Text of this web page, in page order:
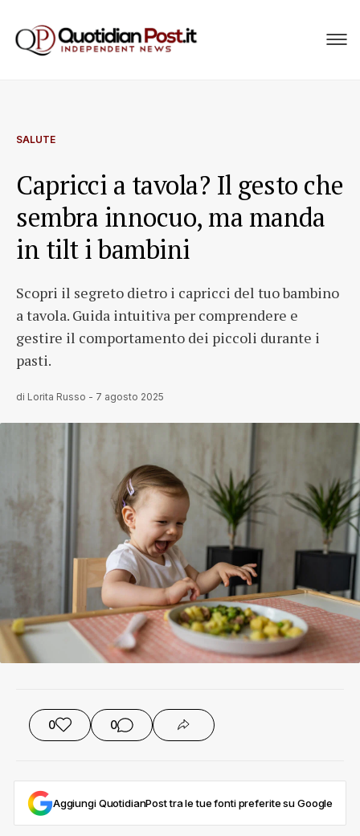
SALUTE
Capricci a tavola? Il gesto che
sembra innocuo, ma manda
in tilt i bambini
Scopri il segreto dietro i capricci del tuo bambino
a tavola. Guida intuitiva per comprendere e
gestire il comportamento dei piccoli durante i
pasti.
di Lorita Russo - 7 agosto 2025
0 0
Aggiungi QuotidianPost tra le tue fonti preferite su Google